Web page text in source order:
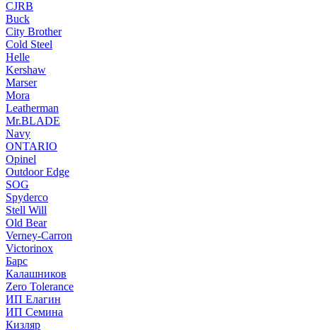
CJRB
Buck
City Brother
Cold Steel
Helle
Kershaw
Marser
Mora
Leatherman
Mr.BLADE
Navy
ONTARIO
Opinel
Outdoor Edge
SOG
Spyderco
Stell Will
Old Bear
Verney-Carron
Victorinox
Барс
Калашников
Zero Tolerance
ИП Елагин
ИП Семина
Кизляр